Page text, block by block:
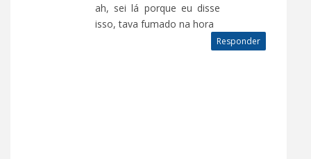
ah, sei lá porque eu disse
isso, tava fumado na hora
Responder